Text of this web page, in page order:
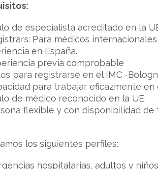
de especialista acreditado en la
Para médicos
en España.
previa comprobable
para registrarse en el IMC -
para trabajar eficazmente
de médico reconocido en la UE.
flexible y con disponibilidad
los siguientes perfiles:
hospitalarias, adultos y niños